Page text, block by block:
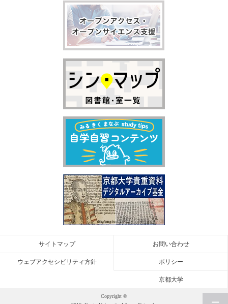
お問い合わせ
サイトマップ
ポリシー
ウェブアクセシビリティ方針
京都大学
Copyright ©